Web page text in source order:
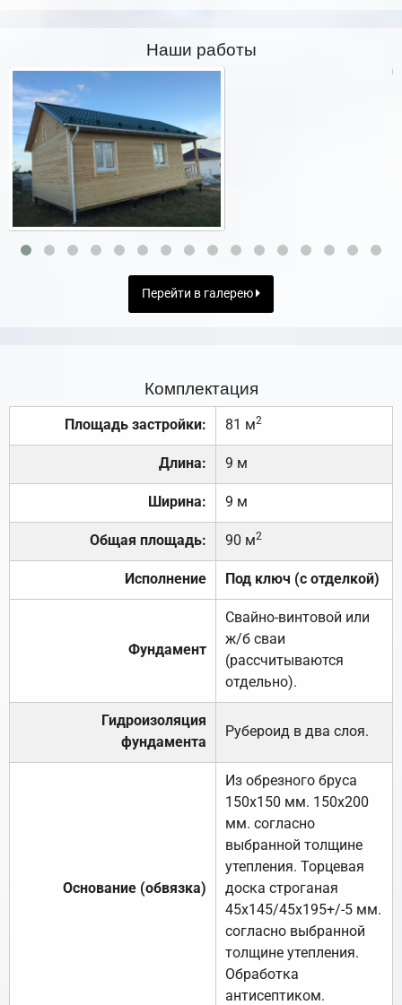
Наши работы
Перейти в галерею
Комплектация
Площадь застройки: 81 м2
Длина: 9 м
Ширина: 9 м
Общая площадь: 90 м2
Исполнение Под ключ (с отделкой)
Фундамент
Свайно-винтовой или
ж/б сваи
(рассчитываются
отдельно).
Гидроизоляция
фундамента
Рубероид в два слоя.
Основание (обвязка)
Из обрезного бруса
150х150 мм. 150х200
мм. согласно
выбранной толщине
утепления. Торцевая
доска строганая
45х145/45х195+/-5 мм.
согласно выбранной
толщине утепления.
Обработка
антисептиком.